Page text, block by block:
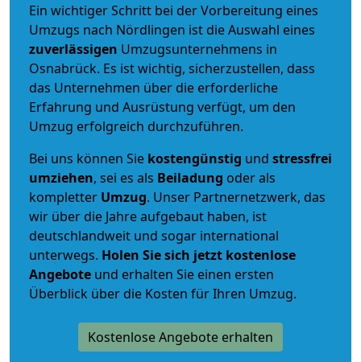
Ein wichtiger Schritt bei der Vorbereitung eines
Umzugs nach Nördlingen ist die Auswahl eines
zuverlässigen Umzugsunternehmens in
Osnabrück. Es ist wichtig, sicherzustellen, dass
das Unternehmen über die erforderliche
Erfahrung und Ausrüstung verfügt, um den
Umzug erfolgreich durchzuführen.
Bei uns können Sie kostengünstig und stressfrei
umziehen, sei es als Beiladung oder als
kompletter Umzug. Unser Partnernetzwerk, das
wir über die Jahre aufgebaut haben, ist
deutschlandweit und sogar international
unterwegs. Holen Sie sich jetzt kostenlose
Angebote und erhalten Sie einen ersten
Überblick über die Kosten für Ihren Umzug.
Kostenlose Angebote erhalten